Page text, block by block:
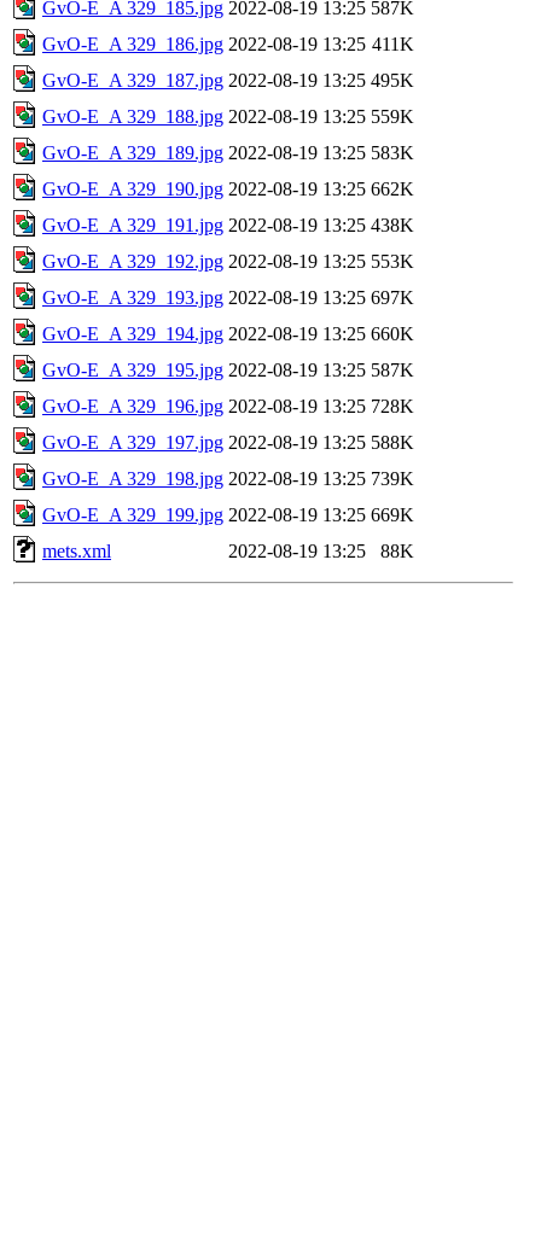
GvO-E_A 329_185.jpg 2022-08-19 13:25 587K
GvO-E_A 329_186.jpg 2022-08-19 13:25 411K
GvO-E_A 329_187.jpg 2022-08-19 13:25 495K
GvO-E_A 329_188.jpg 2022-08-19 13:25 559K
GvO-E_A 329_189.jpg 2022-08-19 13:25 583K
GvO-E_A 329_190.jpg 2022-08-19 13:25 662K
GvO-E_A 329_191.jpg 2022-08-19 13:25 438K
GvO-E_A 329_192.jpg 2022-08-19 13:25 553K
GvO-E_A 329_193.jpg 2022-08-19 13:25 697K
GvO-E_A 329_194.jpg 2022-08-19 13:25 660K
GvO-E_A 329_195.jpg 2022-08-19 13:25 587K
GvO-E_A 329_196.jpg 2022-08-19 13:25 728K
GvO-E_A 329_197.jpg 2022-08-19 13:25 588K
GvO-E_A 329_198.jpg 2022-08-19 13:25 739K
GvO-E_A 329_199.jpg 2022-08-19 13:25 669K
mets.xml
2022-08-19 13:25 88K